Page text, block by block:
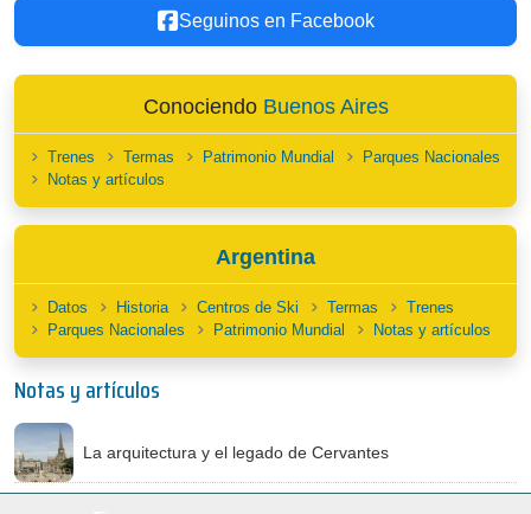
Seguinos en Facebook
Conociendo Buenos Aires
Trenes Termas Patrimonio Mundial
Parques Nacionales
Notas y artículos
Argentina
Datos Historia Centros de Ski Termas
Trenes
Parques Nacionales
Patrimonio Mundial Notas y artículos
Notas y artículos
La arquitectura y el legado de Cervantes